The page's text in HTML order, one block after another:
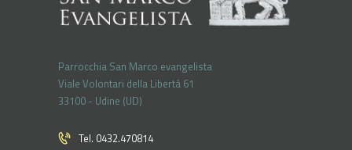
Parrocchia San Marco evangelista
Viale Volontari della Libertá 61
33100 - Udine (UD)
Tel. 0432.470814